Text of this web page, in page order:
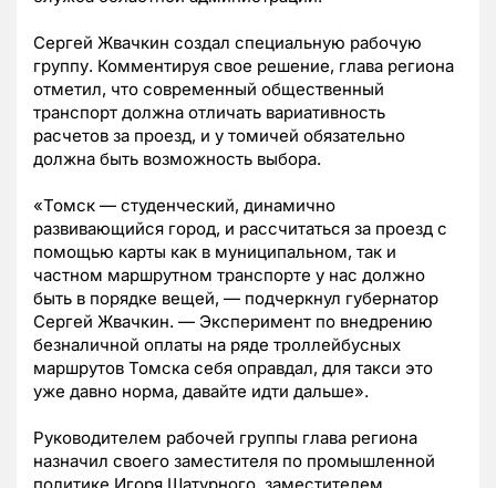
Сергей Жвачкин создал специальную рабочую
группу. Комментируя свое решение, глава региона
отметил, что современный общественный
транспорт должна отличать вариативность
расчетов за проезд, и у томичей обязательно
должна быть возможность выбора.
«Томск — студенческий, динамично
развивающийся город, и рассчитаться за проезд с
помощью карты как в муниципальном, так и
частном маршрутном транспорте у нас должно
быть в порядке вещей, — подчеркнул губернатор
Сергей Жвачкин. — Эксперимент по внедрению
безналичной оплаты на ряде троллейбусных
маршрутов Томска себя оправдал, для такси это
уже давно норма, давайте идти дальше».
Руководителем рабочей группы глава региона
назначил своего заместителя по промышленной